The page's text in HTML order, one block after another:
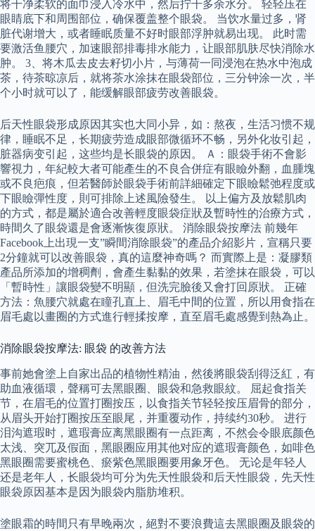
将干净柔软的面巾浸入冷水中，然后拧干多余水分。 轻轻压在
眼睛底下和周围部位，确保覆盖整个眼袋。 当饮水量过多，肾
脏代谢增大，或者睡眠质量不好时眼部浮肿就易出现。 此时需
要激活鱼腰穴，加速眼部排毒排水能力，让眼部肌肤尽快消除水
肿。 3、将木瓜去皮去籽切小片，与薄荷一同浸泡在热水中泡成
茶，待茶晾凉后，就将茶水涂抹在眼袋部位，三分钟涂一次，半
个小时就可以了，能缓解眼部疲劳改善眼袋。
后天性眼袋形成原因其实也大同小异，如：熬夜，生活习惯不规
律，睡眠不足，长期疲劳造成眼部微循环不畅，另外化妆引起，
脏器病变引起，这些均是长眼袋的原因。 Ａ：眼袋手術不會影
響視力，年紀較大者可能產生的不良合併症有眼瞼外翻，血腫塊
或不良疤痕，但若醫師於眼袋手術前詳細確定下眼瞼鬆弛程度或
下眼瞼彈性度，則可排除上述風險發生。 以上偏方及放鬆肌肉
的方式，都是屬於適合改善輕度眼袋症狀及暫時性的治療方式，
時間久了眼袋還是會逐漸恢復原狀。 消除眼袋按摩法 前幾年
Facebook上出現一支”瞬間消除眼袋”的產品介紹影片，宣稱只要
2分鐘就可以改善眼袋，真的這麼神奇嗎？ 而實際上是：凝膠類
產品所添加的增稠劑，會產生黏黏的效果，若塗抹在眼袋，可以
「暫時性」讓眼袋變不明顯，但洗完臉後又會打回原狀。 正確
方法：魚腰穴就處在瞳孔直上、眉毛中間的位置，所以用食指在
眉毛處以畫圈的方式進行輕揉按摩，直至眉毛處感覺到熱為止。
消除眼袋按摩法: 眼袋 的改善方法
事前她會塗上自家出品的植物性精油，然後將眼袋刮得泛紅，有
助血液循環，聲稱可去黑眼圈、眼袋和急救眼紋。 屈起食指关
节，在眉毛的位置打圈按压，以食指关节轻轻按压眉骨的部分，
从眉头开始打圈按压至眼尾，并重覆动作，持续约30秒。 进行
泪沟遮瑕时，遮瑕膏应离黑眼圈有一点距离，不然会令眼底颜色
太浅、突兀及假面，黑眼圈应用其他对应的遮瑕膏颜色，如啡色
黑眼圈需要蜜桃色、瘀紫色黑眼圈要用象牙色。 无论是年轻人
还是老年人，长眼袋均可分为先天性眼袋和后天性眼袋，先天性
眼袋原因基本是因为眼袋内脂肪堆积。
塗眼霜的時間只有早晚兩次，絕對不要浪費這去黑眼圈及眼袋的